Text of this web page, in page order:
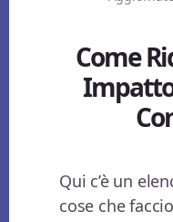
Come
Qui c’è un
cose che